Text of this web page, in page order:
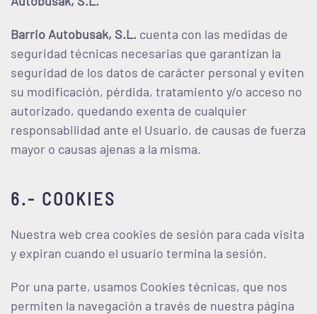
Barrio Autobusak, S.L. cuenta con las medidas de
seguridad técnicas necesarias que garantizan la
seguridad de los datos de carácter personal y eviten
su modificación, pérdida, tratamiento y/o acceso no
autorizado, quedando exenta de cualquier
responsabilidad ante el Usuario, de causas de fuerza
mayor o causas ajenas a la misma.
6.- COOKIES
Nuestra web crea cookies de sesión para cada visita
y expiran cuando el usuario termina la sesión.
Por una parte, usamos Cookies técnicas, que nos
permiten la navegación a través de nuestra página